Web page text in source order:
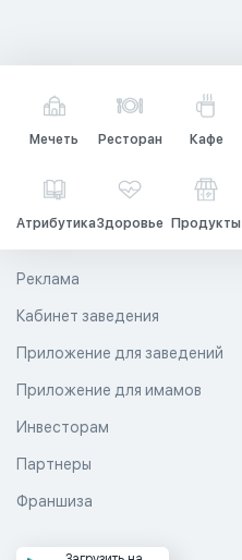
Мечеть Ресторан Кафе
АтрибутикаЗдоровье Продукты
Реклама
Кабинет заведения
Приложение для заведений
Приложение для имамов
Инвесторам
Партнеры
Франшиза